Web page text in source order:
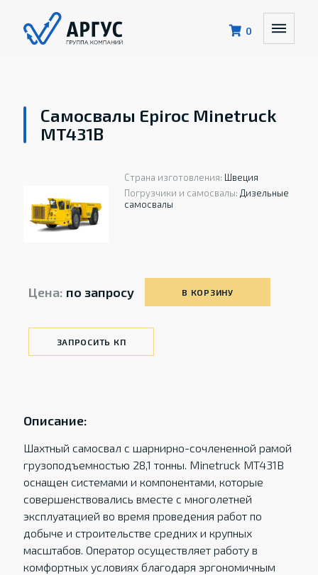
0
Самосвалы Epiroc Minetruck
MT431B
Страна изготовления: Швеция
Погрузчики и самосвалы: Дизельные
самосвалы
Цена: по запросу В КОРЗИНУ
ЗАПРОСИТЬ КП
Описание:
Шахтный самосвал с шарнирно-сочлененной рамой
грузоподъемностью 28,1 тонны. Minetruck MT431B
оснащен системами и компонентами, которые
совершенствовались вместе с многолетней
эксплуатацией во время проведения работ по
добыче и строительстве средних и крупных
масштабов. Оператор осуществляет работу в
комфортных условиях благодаря эргономичным